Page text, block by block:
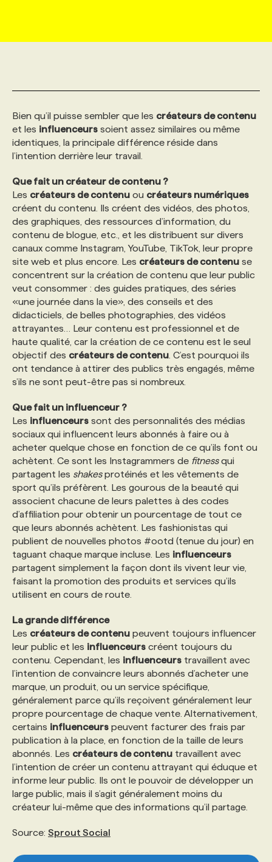
PRIX ET DISTINCTIONS
TENDANCES
GEO/SEO
ÉVÉNEMENTIEL
NOS AUTEUR‧RICES
FAQ
ANNONCEZ AVEC NOUS
NOS PARCOURS DE FORMATIONS
FORMATIONS PERSONNALISÉES
NOS FORMATEUR‧RICES
POURQUOI CHOISIR NOS FORMATIONS
NOS TARIFS
PROGRAMMES DE SUBVENTIONS
FAQ
ANNONCEZ AVEC NOUS
SERVICE DE CHASSE DE TÊTE
NOS TARIFS
NOS EXPERTISES
FAQ
ANNONCEZ AVEC NOUS
Bien qu’il puisse sembler que les créateurs de contenu
et les influenceurs soient assez similaires ou même
identiques, la principale différence réside dans
l’intention derrière leur travail.
Que fait un créateur de contenu ?
Les créateurs de contenu ou créateurs numériques
créent du contenu. Ils créent des vidéos, des photos,
des graphiques, des ressources d’information, du
contenu de blogue, etc., et les distribuent sur divers
canaux comme Instagram, YouTube, TikTok, leur propre
site web et plus encore. Les créateurs de contenu se
concentrent sur la création de contenu que leur public
veut consommer : des guides pratiques, des séries
«une journée dans la vie», des conseils et des
didacticiels, de belles photographies, des vidéos
attrayantes… Leur contenu est professionnel et de
haute qualité, car la création de ce contenu est le seul
objectif des créateurs de contenu . C’est pourquoi ils
ont tendance à attirer des publics très engagés, même
s’ils ne sont peut-être pas si nombreux.
Que fait un influenceur ?
Les influenceurs sont des personnalités des médias
sociaux qui influencent leurs abonnés à faire ou à
acheter quelque chose en fonction de ce qu’ils font ou
achètent. Ce sont les Instagrammers de fitnessqui
partagent les shakesprotéinés et les vêtements de
sport qu’ils préfèrent. Les gourous de la beauté qui
associent chacune de leurs palettes à des codes
d’affiliation pour obtenir un pourcentage de tout ce
que leurs abonnés achètent. Les fashionistas qui
publient de nouvelles photos #ootd (tenue du jour) en
taguant chaque marque incluse. Les influenceurs
partagent simplement la façon dont ils vivent leur vie,
faisant la promotion des produits et services qu’ils
utilisent en cours de route.
La grande différence
Les créateurs de contenu peuvent toujours influencer
leur public et les influenceurs créent toujours du
contenu. Cependant, les influenceurs travaillent avec
l’intention de convaincre leurs abonnés d’acheter une
marque, un produit, ou un service spécifique,
généralement parce qu’ils reçoivent généralement leur
propre pourcentage de chaque vente. Alternativement,
certains influenceurs peuvent facturer des frais par
publication à la place, en fonction de la taille de leurs
abonnés. Les créateurs de contenu travaillent avec
l’intention de créer un contenu attrayant qui éduque et
informe leur public. Ils ont le pouvoir de développer un
large public, mais il s’agit généralement moins du
créateur lui-même que des informations qu’il partage.
Source: Sprout Social